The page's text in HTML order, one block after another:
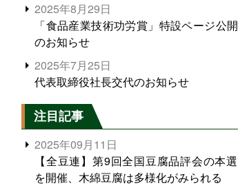
2025年8月29日
「食品産業技術功労賞」特設ページ公開
のお知らせ
2025年7月25日
代表取締役社長交代のお知らせ
注目記事
2025年09月11日
【全豆連】第9回全国豆腐品評会の本選
を開催、木綿豆腐は多様化がみられる